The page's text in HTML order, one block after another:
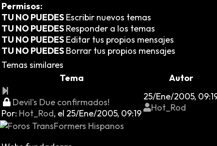
Permisos:
TU NO PUEDES Escribir nuevos temas
TU NO PUEDES Responder a los temas
TU NO PUEDES Editar tus propios mensajes
TU NO PUEDES Borrar tus propios mensajes
Temas similares
Tema
Autor
Devil's Due confirmados!
Por: Hot_Rod, el 25/Ene/2005, 09:19
25/Ene/2005,
Hot_Rod